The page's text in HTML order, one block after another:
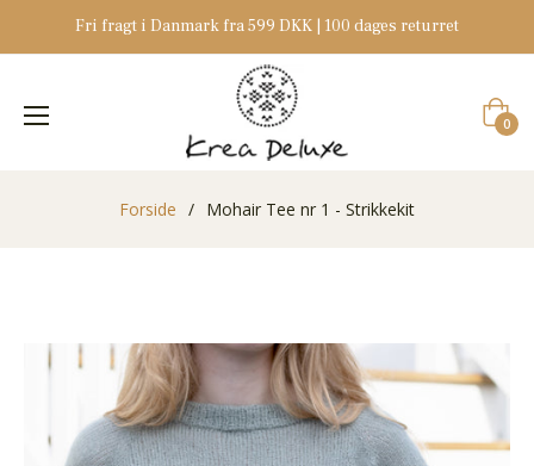
Fri fragt i Danmark fra 599 DKK | 100 dages returret
0
Forside / Mohair Tee nr 1 - Strikkekit